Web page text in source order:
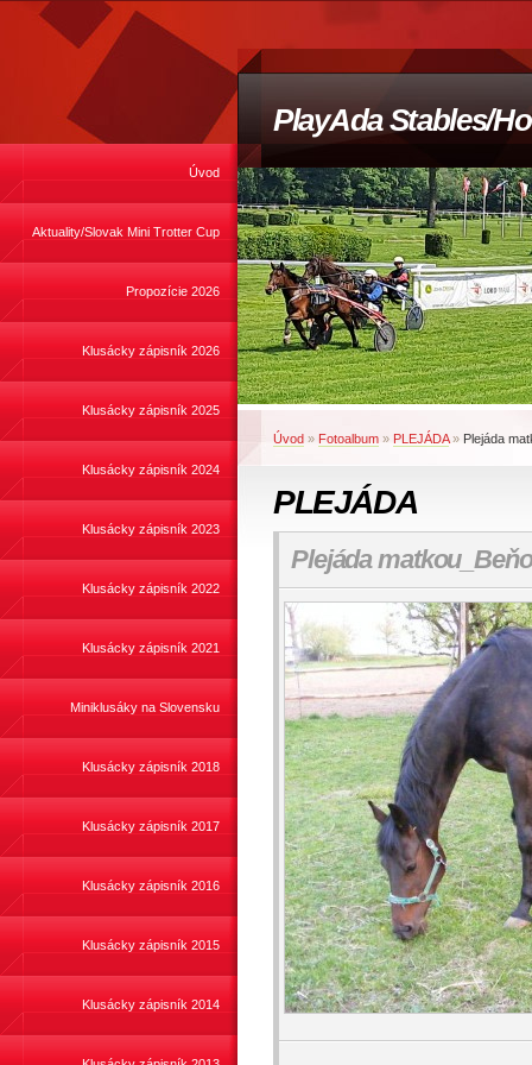
PlayAda Stables/
Úvod
Aktuality/Slovak Mini Trotter Cup
Propozície 2026
Klusácky zápisník 2026
Klusácky zápisník 2025
Klusácky zápisník 2024
Klusácky zápisník 2023
Klusácky zápisník 2022
Klusácky zápisník 2021
Miniklusáky na Slovensku
Klusácky zápisník 2018
Klusácky zápisník 2017
Klusácky zápisník 2016
Klusácky zápisník 2015
Klusácky zápisník 2014
Úvod » Fotoalbum » PLEJÁDA» Plejáda
PLEJÁDA
Plejáda